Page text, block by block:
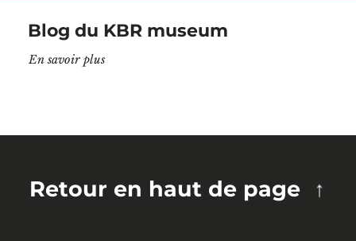
Blog du KBR museum
En savoir plus"Blog du KBR museum"
Retour en haut de page